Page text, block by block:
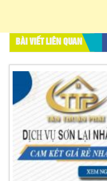
BÀI VIẾT LIÊN QUAN